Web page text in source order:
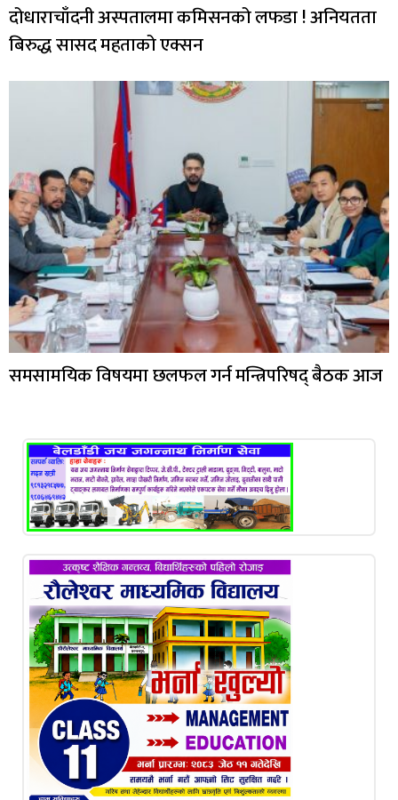
दोधाराचाँदनी अस्पतालमा कमिसनको लफडा ! अनियतता
बिरुद्ध सासद महताको एक्सन
समसामयिक विषयमा छलफल गर्न मन्त्रिपरिषद् बैठक आज